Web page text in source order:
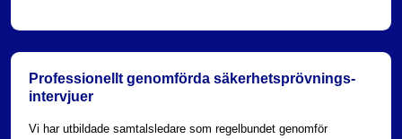
Professionellt genomförda säkerhetsprövnings­
intervjuer
Vi har utbildade samtalsledare som regelbundet genomför